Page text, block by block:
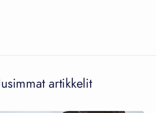
artikkelit